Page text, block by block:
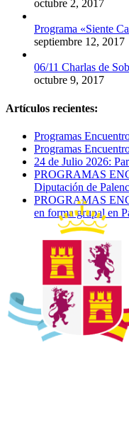
octubre 2, 2017
Programa «Siente
septiembre 12, 2017
06/11 Charlas de
octubre 9, 2017
Artículos recientes:
Programas
Programas
24 de Julio 2026:
PROGRAMAS
Diputación de
PROGRAMAS
en forma grupal en